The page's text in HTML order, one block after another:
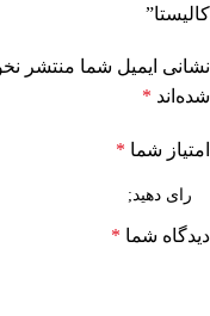
کالیستا”
نشانی ایمیل شما منتشر
شده‌اند *
امتیاز شما *
دیدگاه شما *